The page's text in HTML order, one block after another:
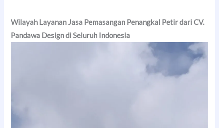
Wilayah Layanan Jasa Pemasangan Penangkal Petir dari CV.
Pandawa Design di Seluruh Indonesia